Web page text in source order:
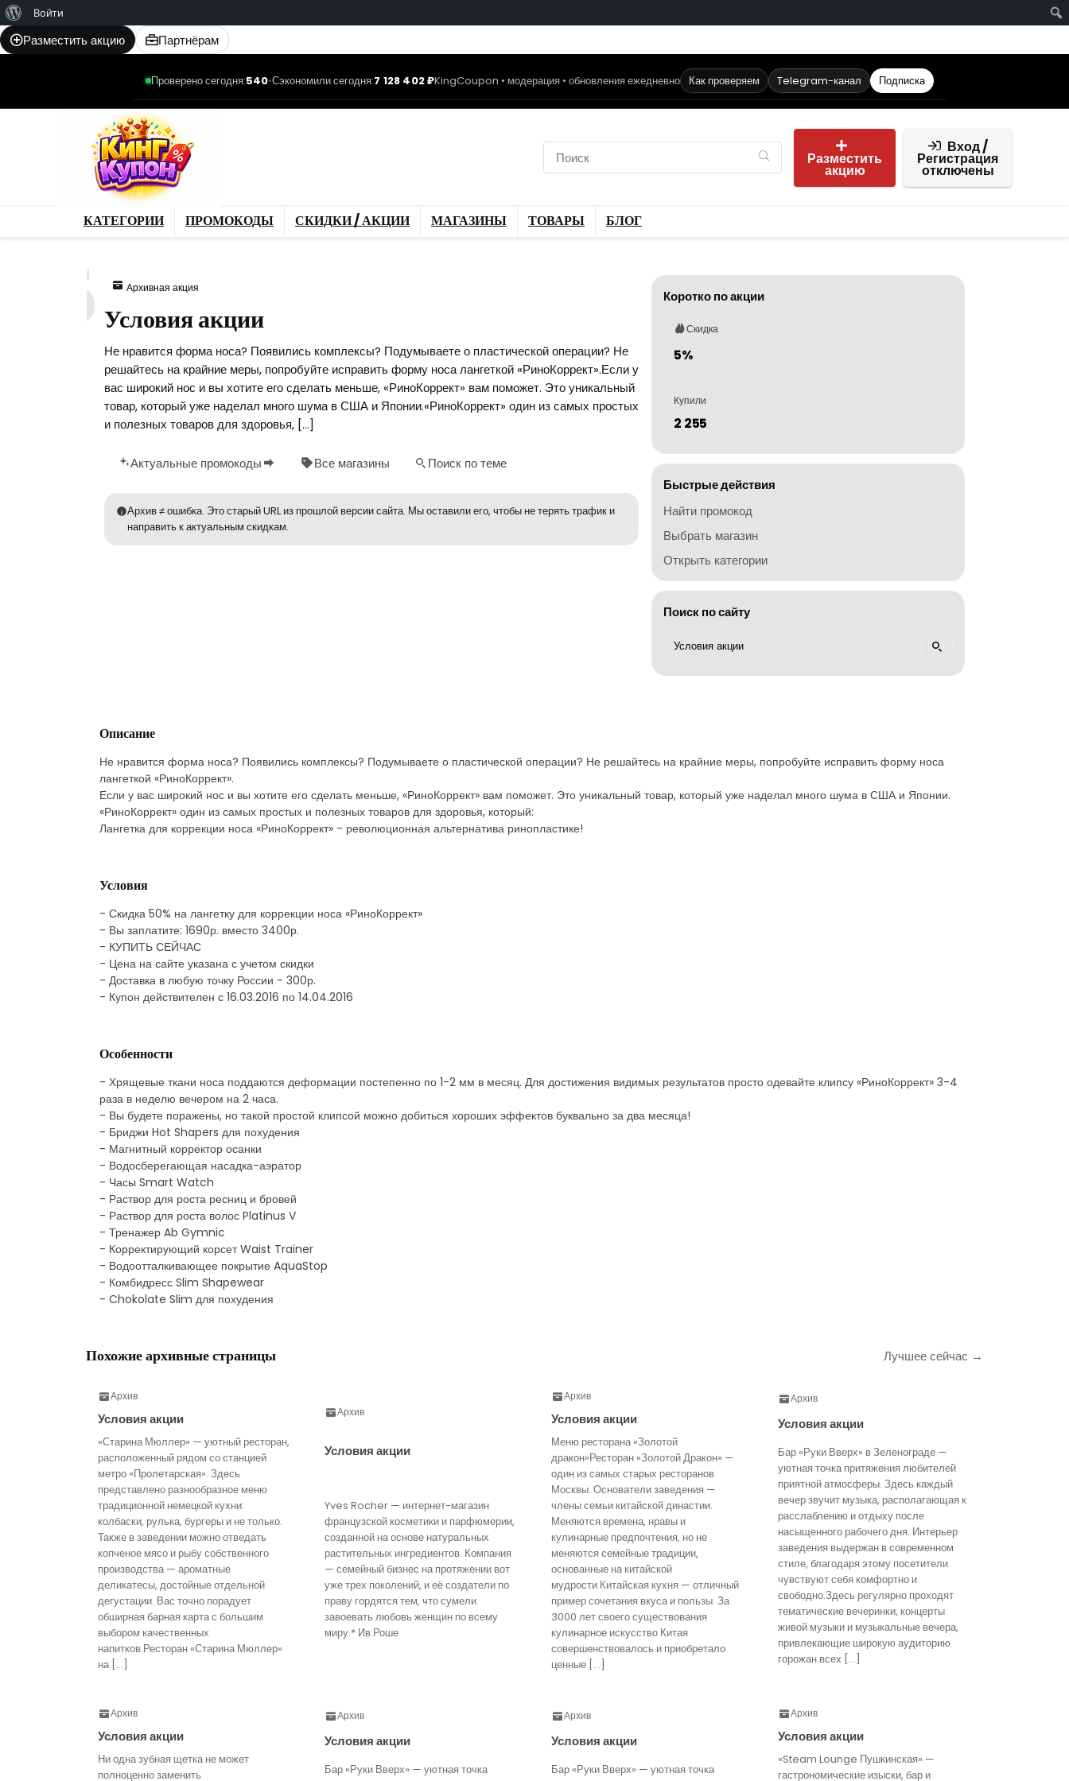
WordPress
Войти
Разместить акцию Партнёрам
Проверено сегодня:540•Сэкономили сегодня:7 128 402 ₽KingCoupon • модерация • обновления ежедневно Как проверяем Telegram-канал Подписка
Разместить
акцию
Вход /
Регистрация
отключены
КАТЕГОРИИ ПРОМОКОДЫ СКИДКИ / АКЦИИ МАГАЗИНЫ ТОВАРЫ БЛОГ
Архивная акция
Условия акции
Не нравится форма носа? Появились комплексы? Подумываете о пластической операции? Не
решайтесь на крайние меры, попробуйте исправить форму носа лангеткой «РиноКоррект».Если у
вас широкий нос и вы хотите его сделать меньше, «РиноКоррект» вам поможет. Это уникальный
товар, который уже наделал много шума в США и Японии.«РиноКоррект» один из самых простых
и полезных товаров для здоровья, […]
Актуальные промокоды Все магазины Поиск по теме
Архив ≠ ошибка. Это старый URL из прошлой версии сайта. Мы оставили его, чтобы не терять трафик и
направить к актуальным скидкам.
Коротко по акции
Скидка
5%
Купили
2 255
Быстрые действия
Найти промокод
Выбрать магазин
Открыть категории
Поиск по сайту
Описание
Не нравится форма носа? Появились комплексы? Подумываете о пластической операции? Не решайтесь на крайние меры, попробуйте исправить форму носа
лангеткой «РиноКоррект».
Если у вас широкий нос и вы хотите его сделать меньше, «РиноКоррект» вам поможет. Это уникальный товар, который уже наделал много шума в США и Японии.
«РиноКоррект» один из самых простых и полезных товаров для здоровья, который:
Лангетка для коррекции носа «РиноКоррект» - революционная альтернатива ринопластике!
Условия
- Скидка 50% на лангетку для коррекции носа «РиноКоррект»
- Вы заплатите: 1690р. вместо 3400р.
- КУПИТЬ СЕЙЧАС
- Цена на сайте указана с учетом скидки
- Доставка в любую точку России - 300р.
- Купон действителен с 16.03.2016 по 14.04.2016
Особенности
- Хрящевые ткани носа поддаются деформации постепенно по 1-2 мм в месяц. Для достижения видимых результатов просто одевайте клипсу «РиноКоррект» 3-4
раза в неделю вечером на 2 часа.
- Вы будете поражены, но такой простой клипсой можно добиться хороших эффектов буквально за два месяца!
- Бриджи Hot Shapers для похудения
- Магнитный корректор осанки
- Водосберегающая насадка-аэратор
- Часы Smart Watch
- Раствор для роста ресниц и бровей
- Раствор для роста волос Platinus V
- Тренажер Ab Gymnic
- Корректирующий корсет Waist Trainer
- Водоотталкивающее покрытие AquaStop
- Комбидресс Slim Shapewear
- Chokolate Slim для похудения
Похожие архивные страницы Лучшее сейчас →
Архив
Условия акции
«Старина Мюллер» — уютный ресторан,
расположенный рядом со станцией
метро «Пролетарская». Здесь
представлено разнообразное меню
традиционной немецкой кухни:
колбаски, рулька, бургеры и не только.
Также в заведении можно отведать
копченое мясо и рыбу собственного
производства — ароматные
деликатесы, достойные отдельной
дегустации. Вас точно порадует
обширная барная карта с большим
выбором качественных
напитков.Ресторан «Старина Мюллер»
на […]
Архив
Условия акции
Yves Rocher — интернет-магазин
французской косметики и парфюмерии,
созданной на основе натуральных
растительных ингредиентов. Компания
— семейный бизнес на протяжении вот
уже трех поколений, и её создатели по
праву гордятся тем, что сумели
завоевать любовь женщин по всему
миру.* Ив Роше
Архив
Условия акции
Меню ресторана «Золотой
дракон»Ресторан «Золотой Дракон» —
один из самых старых ресторанов
Москвы. Основатели заведения —
члены семьи китайской династии.
Меняются времена, нравы и
кулинарные предпочтения, но не
меняются семейные традиции,
основанные на китайской
мудрости.Китайская кухня — отличный
пример сочетания вкуса и пользы. За
3000 лет своего существования
кулинарное искусство Китая
совершенствовалось и приобретало
ценные […]
Архив
Условия акции
Бар «Руки Вверх» в Зеленограде —
уютная точка притяжения любителей
приятной атмосферы. Здесь каждый
вечер звучит музыка, располагающая к
расслаблению и отдыху после
насыщенного рабочего дня. Интерьер
заведения выдержан в современном
стиле, благодаря этому посетители
чувствуют себя комфортно и
свободно.Здесь регулярно проходят
тематические вечеринки, концерты
живой музыки и музыкальные вечера,
привлекающие широкую аудиторию
горожан всех […]
Архив
Условия акции
Ни одна зубная щетка не может
полноценно заменить
Архив
Условия акции
Бар «Руки Вверх» — уютная точка
Архив
Условия акции
Бар «Руки Вверх» — уютная точка
Архив
Условия акции
«Steam Lounge Пушкинская» —
гастрономические изыски, бар и